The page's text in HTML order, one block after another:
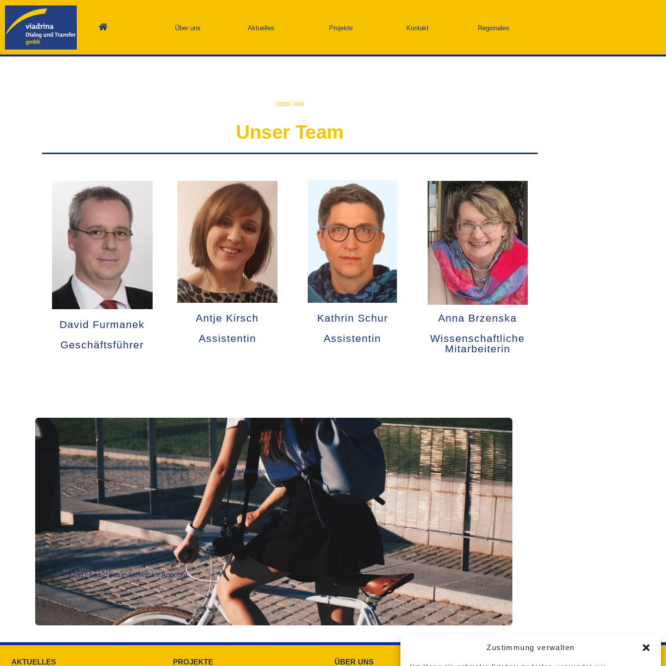
Zustimmung verwalten
Über uns Aktuelles Projekte Kontakt Regionales
ÜBER UNS
Unser Team
David Furmanek
Geschäftsführer
Antje Kirsch
Assistentin
Kathrin Schur
Assistentin
Anna Brzenska
Wissenschaftliche
Mitarbeiterin
Stellenausschreibungen
Derzeit sind keine Stellen im Angebot.
AKTUELLES PROJEKTE ÜBER UNS